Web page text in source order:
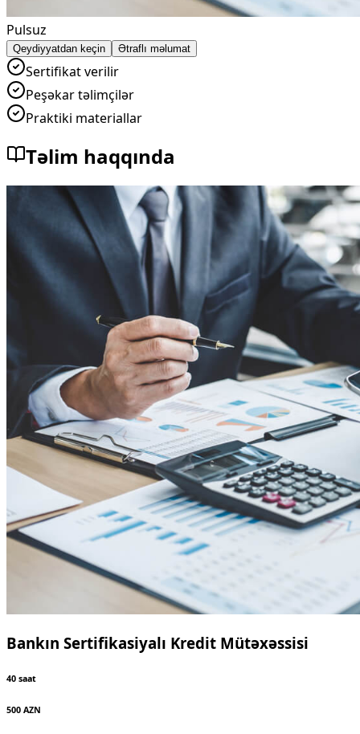
Pulsuz
Qeydiyyatdan keçin Ətraflı məlumat
Sertifikat verilir
Peşəkar təlimçilər
Praktiki materiallar
Təlim haqqında
Bankın Sertifikasiyalı Kredit Mütəxəssisi
40 saat
500 AZN